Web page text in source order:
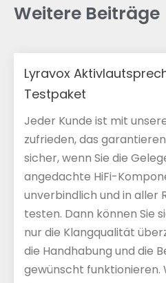
Weitere Beiträge
Lyravox
Testpaket
Jeder Kunde ist mit
zufrieden, das
sicher, wenn Sie die
angedachte HiFi-
unverbindlich und in aller
testen. Dann können Sie
nur die Klangqualität
die Handhabung und die
gewünscht funktionieren.